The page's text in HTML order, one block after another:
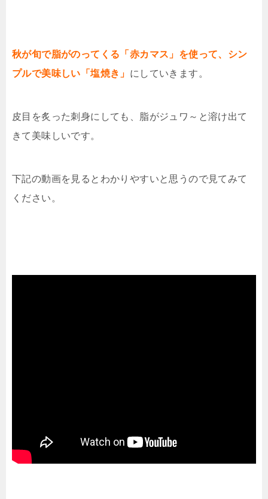
秋が旬で脂がのってくる「赤カマス」を使って、シン
プルで美味しい「塩焼き」 にしていきます。
皮目を炙った刺身にしても、脂がジュワ～と溶け出て
きて美味しいです。
下記の動画を見るとわかりやすいと思うので見てみて
ください。